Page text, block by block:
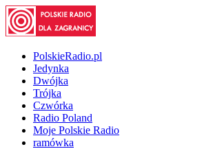
PolskieRadio.pl
Jedynka
Dwójka
Trójka
Czwórka
Radio Poland
Moje Polskie Radio
ramówka